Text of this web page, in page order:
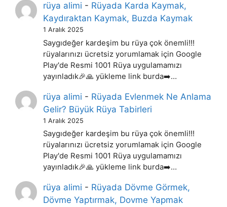
rüya alimi - Rüyada Karda Kaymak,
Kaydıraktan Kaymak, Buzda Kaymak
1 Aralık 2025
Saygıdeğer kardeşim bu rüya çok önemli!!!
rüyalarınızı ücretsiz yorumlamak için Google
Play'de Resmi 1001 Rüya uygulamamızı
yayınladık🎉🙏 yükleme link burda➡️…
rüya alimi - Rüyada Evlenmek Ne Anlama
Gelir? Büyük Rüya Tabirleri
1 Aralık 2025
Saygıdeğer kardeşim bu rüya çok önemli!!!
rüyalarınızı ücretsiz yorumlamak için Google
Play'de Resmi 1001 Rüya uygulamamızı
yayınladık🎉🙏 yükleme link burda➡️…
rüya alimi - Rüyada Dövme Görmek,
Dövme Yaptırmak, Dovme Yapmak